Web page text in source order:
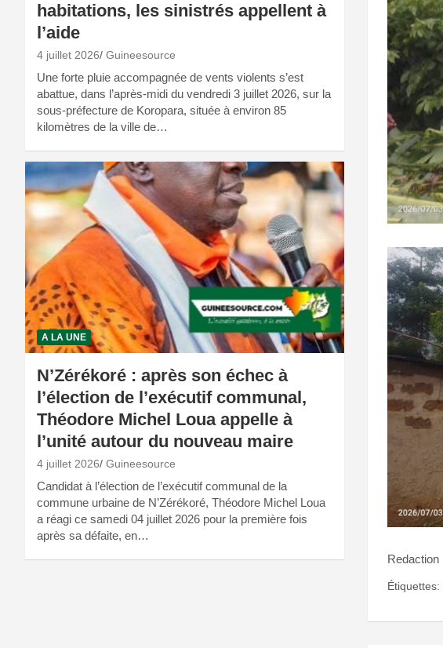
Redaction
Étiquettes:
habitations, les sinistrés appellent à
l’aide
4 juillet 2026 Guineesource
Une forte pluie accompagnée de vents violents s’est
abattue, dans l’après-midi du vendredi 3 juillet 2026, sur la
sous-préfecture de Koropara, située à environ 85
kilomètres de la ville de…
A LA UNE
N’Zérékoré : après son échec à
l’élection de l’exécutif communal,
Théodore Michel Loua appelle à
l’unité autour du nouveau maire
4 juillet 2026 Guineesource
Candidat à l’élection de l’exécutif communal de la
commune urbaine de N’Zérékoré, Théodore Michel Loua
a réagi ce samedi 04 juillet 2026 pour la première fois
après sa défaite, en…